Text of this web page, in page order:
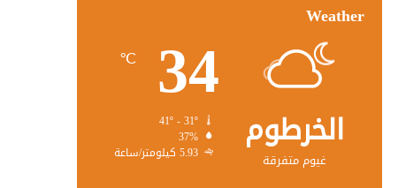
Weather
الخرطوم
غيوم متفرقة
34
℃
37%
5.93 كيلومتر/ساعة